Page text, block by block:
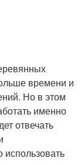
времени и
Но в этом
именно
отвечать